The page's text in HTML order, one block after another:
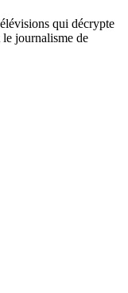
qui décrypte
le journalisme de